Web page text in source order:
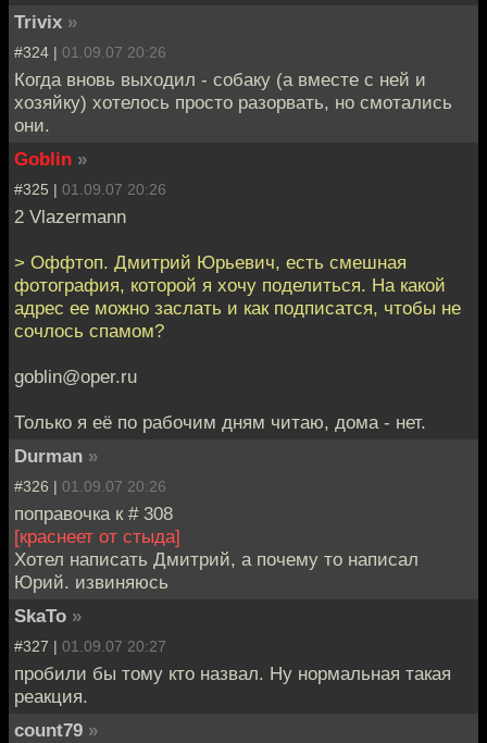
Trivix »
#324 | 01.09.07 20:26
Когда вновь выходил - собаку (а вместе с ней и
хозяйку) хотелось просто разорвать, но смотались
они.
Goblin »
#325 | 01.09.07 20:26
2 Vlazermann
> Оффтоп. Дмитрий Юрьевич, есть смешная
фотография, которой я хочу поделиться. На какой
адрес ее можно заслать и как подписатся, чтобы не
сочлось спамом?
goblin@oper.ru
Только я её по рабочим дням читаю, дома - нет.
Durman »
#326 | 01.09.07 20:26
поправочка к # 308
[краснеет от стыда]
Хотел написать Дмитрий, а почему то написал
Юрий. извиняюсь
SkaTo »
#327 | 01.09.07 20:27
пробили бы тому кто назвал. Ну нормальная такая
реакция.
count79 »